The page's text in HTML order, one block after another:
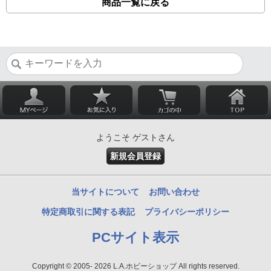
商品一覧に戻る
ようこそ ゲストさん
新規会員登録
当サイトについて お問い合わせ
特定商取引に関する表記 プライバシーポリシー
PCサイト表示
Copyright © 2005- 2026 L.A.ホビーショップ All rights reserved.